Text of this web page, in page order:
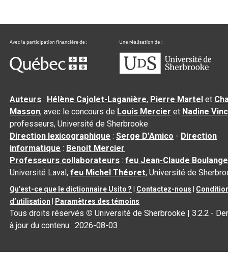
Auteurs : Hélène Cajolet-Laganière, Pierre Martel et
Masson, avec le concours de Louis Mercier et Nadine
professeurs, Université de Sherbrooke
Direction lexicographique :Serge D’Amico - Direction
informatique : Benoit Mercier
Professeurs collaborateurs :feu Jean-Claude
Université Laval,feu Michel Théoret, Université de
Qu’est-ce que le dictionnaire Usito ? Contactez-nous
d’utilisation
Paramètres des témoins
Tous droits réservés © Université de Sherbrooke |3.2.2 -
à jour du contenu :2026-08-03